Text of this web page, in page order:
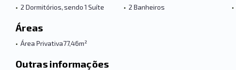
• 2 Dormitórios, sendo 1 Suíte • 2 Banheiros •
Áreas
• Área Privativa77,46m²
Outras informações